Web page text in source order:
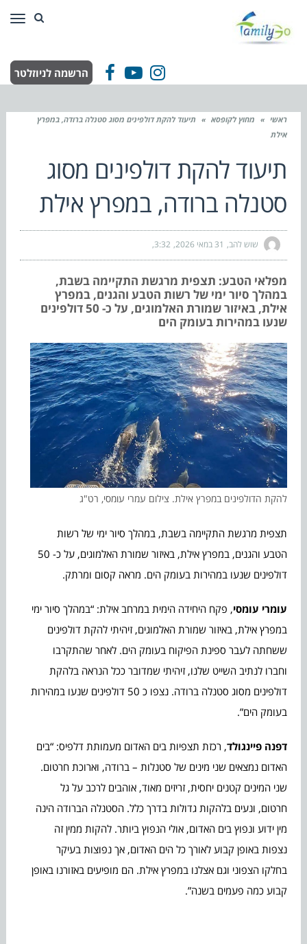
Facebook
YouTube
Instagram הרשמה לניוזלטר
ראשי » מחוץ לקופסא » תיעוד להקת דולפינים מסוג סטנלה ברודה, במפרץ
אילת
תיעוד להקת דולפינים מסוג
סטנלה ברודה, במפרץ אילת
שוש להב 31 במאי 2026 3:32
מפלאי הטבע: תצפית מרגשת התקיימה בשבת,
במהלך סיור ימי של רשות הטבע והגנים, במפרץ
אילת, באיזור שמורת האלמוגים, על כ- 50 דולפינים
שנעו במהירות בעומק הים
להקת הדולפינים במפרץ אילת. צילום עמרי עומסי, רט"ג
תצפית מרגשת התקיימה בשבת, במהלך סיור ימי של רשות
הטבע והגנים, במפרץ אילת, באיזור שמורת האלמוגים, על כ- 50
דולפינים שנעו במהירות בעומק הים. מראה קסום ומרתק.
עומרי עומסי, פקח היחידה הימית במרחב אילת: “במהלך סיור ימי
במפרץ אילת, באיזור שמורת האלמוגים, זיהיתי להקת דולפינים
ששחתה לעבר ספינת הפיקוח בעומק הים. לאחר שהתקרבו
וחברו לנתיב השייט שלנו, זיהיתי שמדובר ככל הנראה בלהקת
דולפינים מסוג סטנלה ברודה. נצפו כ 50 דולפינים שנעו במהירות
בעומק הים”.
דפנה פיינגולד, רכזת תצפיות בים האדום מעמותת דלפיס: “בים
האדום נמצאים שני מינים של סטנלות – ברודה, וארוכת חרטום.
שני המינים קטנים יחסית, זריזים מאוד, אוהבים לרכב על גל
חרטום, ונעים בלהקות גדולות בדרך כלל. הסטנלה הברודה הינה
מין ידוע ונפוץ בים האדום, אולי הנפוץ ביותר. להקות ממין זה
נצפות באופן קבוע לאורך כל הים האדום, אך נפוצות בעיקר
בחלקו הצפוני וגם אצלנו במפרץ אילת. הם מופיעים באזורנו באופן
קבוע כמה פעמים בשנה”.